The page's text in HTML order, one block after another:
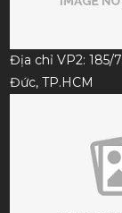
Địa chỉ VP2: 185/
Đức, TP.HCM